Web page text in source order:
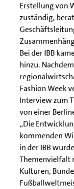
Erstellung von
zuständig,
Bei der IBB
hinzu.
Fashion Week
Interview zum
von einer
„Die
kommenden
in der IBB
Themenvielfalt
Kulturen,